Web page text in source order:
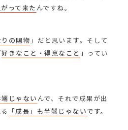
って来た んですね。
の賜物 」だと思います。そして
好きなこと・得意なこと 」ってい
端じゃない んで、それで成果が出
「成長」も半端じゃないです。